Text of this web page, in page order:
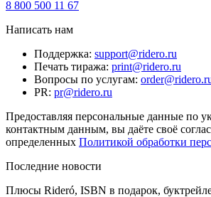
8 800 500 11 67
Написать нам
Поддержка: support@ridero.ru
Печать тиража: print@ridero.ru
Вопросы по услугам:
PR: pr@ridero.ru
Предоставляя персональные данные по
контактным данным, вы даёте своё
определенных Политикой обработки
Последние новости
Плюсы Rideró, ISBN в подарок,